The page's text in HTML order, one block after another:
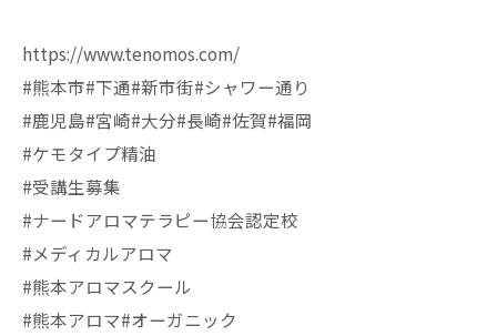
https://www.tenomos.com/
#熊本市#下通#新市街#シャワー通り
#鹿児島#宮崎#大分#長崎#佐賀#福岡
#ケモタイプ精油
#受講生募集
#ナードアロマテラピー協会認定校
#メディカルアロマ
#熊本アロマスクール
#熊本アロマ#オーガニック